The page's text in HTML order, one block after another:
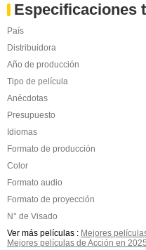
Especificaciones
País
Distribuidora
Año de producción
Tipo de película
Anécdotas
Presupuesto
Idiomas
Formato de producción
Color
Formato audio
Formato de proyección
N° de Visado
Ver más películas : Mejores
Mejores películas de Acción en 2025